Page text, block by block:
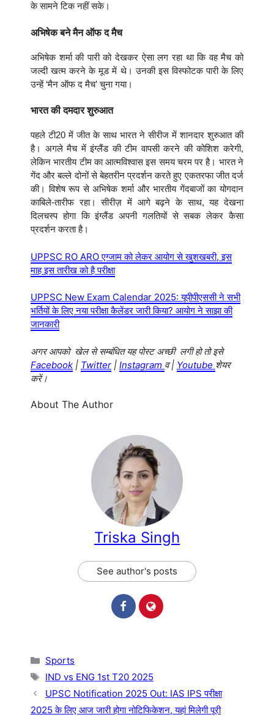
के सामने टिक नहीं सके।
अभिषेक बने मैन ऑफ द मैच
अभिषेक शर्मा की पारी को देखकर ऐसा लग रहा था कि वह मैच को
जल्दी खत्म करने के मूड में थे। उनकी इस विस्फोटक पारी के लिए
उन्हें ‘मैन ऑफ द मैच’ चुना गया।
भारत की दमदार शुरुआत
पहले टी20 में जीत के साथ भारत ने सीरीज में शानदार शुरुआत की
है। अगले मैच में इंग्लैंड की टीम वापसी करने की कोशिश करेगी,
लेकिन भारतीय टीम का आत्मविश्वास इस समय चरम पर है। भारत ने
गेंद और बल्ले दोनों से बेहतरीन प्रदर्शन करते हुए एकतरफा जीत दर्ज
की। विशेष रूप से अभिषेक शर्मा और भारतीय गेंदबाजों का योगदान
काबिले-तारीफ रहा। सीरीज़ में आगे बढ़ने के साथ, यह देखना
दिलचस्प होगा कि इंग्लैंड अपनी गलतियों से सबक लेकर कैसा
प्रदर्शन करता है।
UPPSC RO ARO एग्जाम को लेकर आयोग से खुशखबरी, इस
माह इस तारीख को है परीक्षा
UPPSC New Exam Calendar 2025: यूपीपीएससी ने सभी
भर्तियों के लिए नया परीक्षा कैलेंडर जारी किया? आयोग ने साझा की
जानकारी
अगर आपको खेल से सम्बंधित यह पोस्ट अच्छी लगी हो तो इसे
Facebook | Twitter | Instagram व | Youtube शेयर
करें।
About The Author
Triska Singh
See author's posts
Categories
Sports
Tags
IND vs ENG 1st T20 2025
UPSC Notification 2025 Out: IAS IPS परीक्षा
2025 के लिए आज जारी होगा नोटिफिकेशन, यहां मिलेगी पूरी